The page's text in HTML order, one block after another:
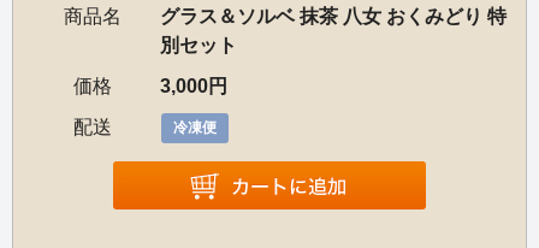
NK7093 グラス＆ソルベ 白桃烏龍 極品
商品名
グラス＆ソルベ 抹茶 八女 おくみどり 特
別セット
価格
3,000円
配送
冷凍便